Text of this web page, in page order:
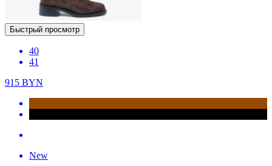
Быстрый просмотр
40
41
915 BYN
New